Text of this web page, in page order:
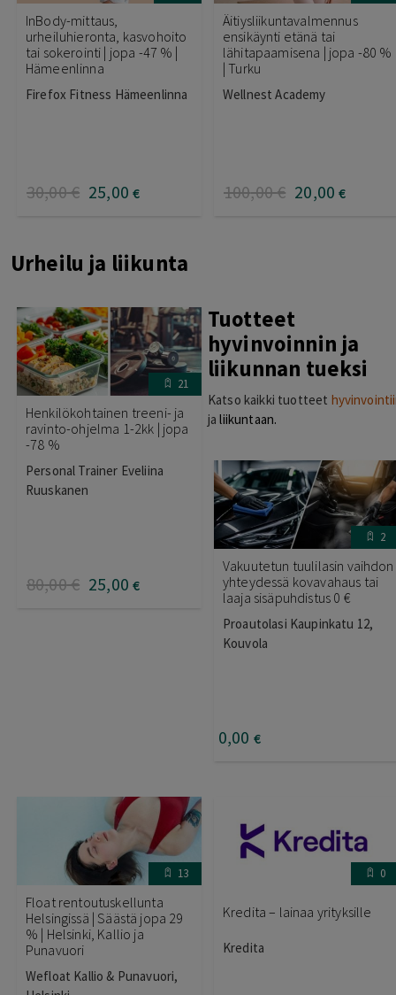
InBody-mittaus,
urheiluhieronta, kasvohoito
tai sokerointi | jopa -47 % |
Hämeenlinna
Firefox Fitness Hämeenlinna
30,00€ 25,00 €
Äitiysliikuntavalmennus
ensikäynti etänä tai
lähitapaamisena | jopa -80 %
| Turku
Wellnest Academy
100,00€ 20,00 €
Urheilu ja liikunta
21
Henkilökohtainen treeni- ja
ravinto-ohjelma 1-2kk | jopa
-78 %
Personal Trainer Eveliina
Ruuskanen
80,00€ 25,00 €
Tuotteet
hyvinvoinnin ja
liikunnan tueksi
Katso kaikki tuotteet
jaliikuntaan.
2
Vakuutetun tuulilasin vaihdon
yhteydessä kovavahaus tai
laaja sisäpuhdistus 0 €
Proautolasi Kaupinkatu 12,
Kouvola
0,00 €
13
Float rentoutuskellunta
Helsingissä | Säästä jopa 29
% | Helsinki, Kallio ja
Punavuori
Wefloat Kallio & Punavuori,
0
Kredita – lainaa yrityksille
Kredita